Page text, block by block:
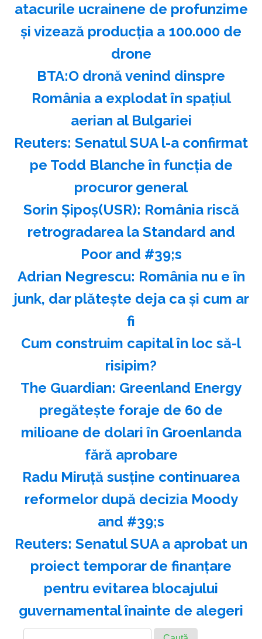
atacurile ucrainene de profunzime
şi vizează producţia a 100.000 de
drone
BTA:O dronă venind dinspre
România a explodat în spaţiul
aerian al Bulgariei
Reuters: Senatul SUA l-a confirmat
pe Todd Blanche în funcţia de
procuror general
Sorin Şipoş(USR): România riscă
retrogradarea la Standard and
Poor and #39;s
Adrian Negrescu: România nu e în
junk, dar plăteşte deja ca şi cum ar
fi
Cum construim capital în loc să-l
risipim?
The Guardian: Greenland Energy
pregăteşte foraje de 60 de
milioane de dolari în Groenlanda
fără aprobare
Radu Miruţă susţine continuarea
reformelor după decizia Moody
and #39;s
Reuters: Senatul SUA a aprobat un
proiect temporar de finanţare
pentru evitarea blocajului
guvernamental înainte de alegeri